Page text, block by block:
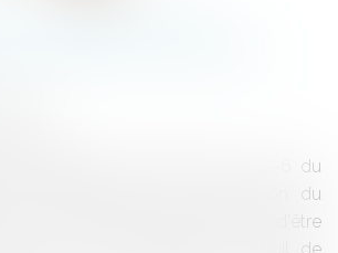
paiement en
certaines créances
l'application de l'article L. 112-6 du
et financier relatif à l'interdiction du
de certaines créances vient d'être